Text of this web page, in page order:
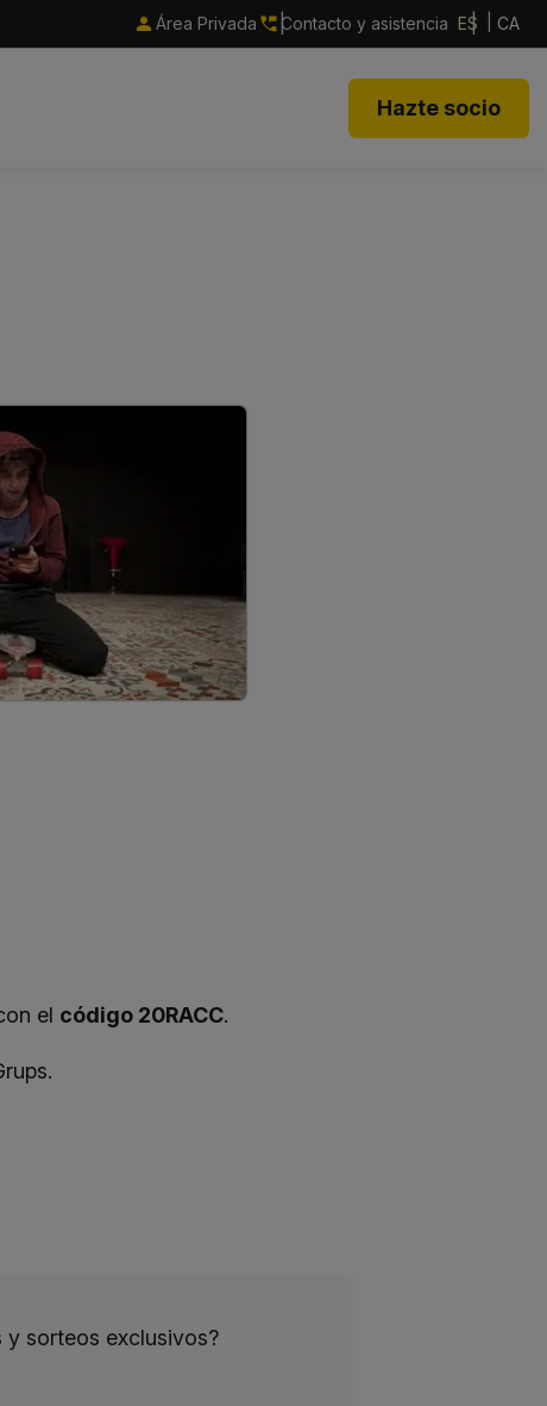
Área Privada Contacto y asistencia ES CA
Hazte socio
el código 20RACC.
.
y sorteos exclusivos?